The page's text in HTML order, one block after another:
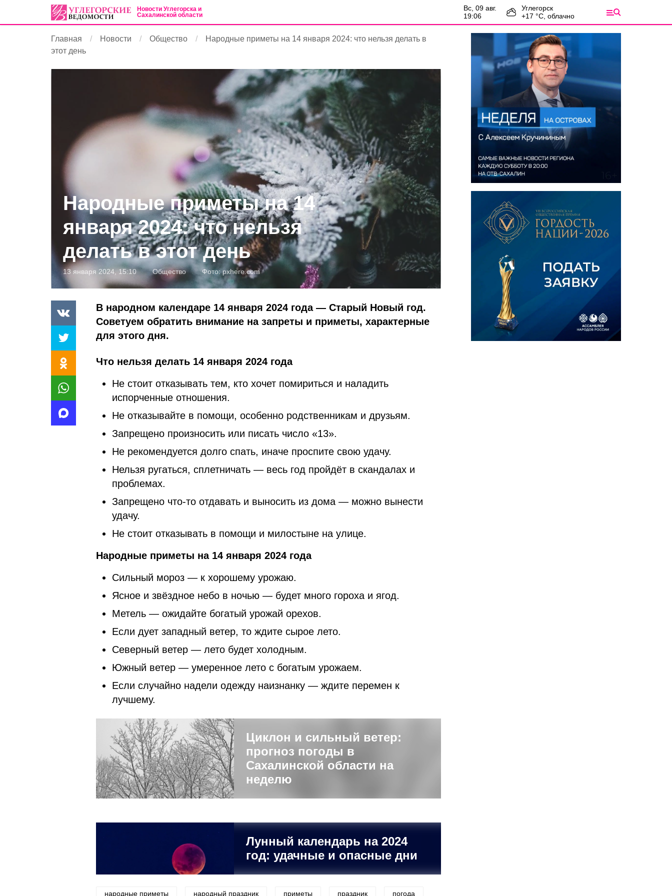
Новости Углегорска и
Сахалинской области
вс, 09 авг.
19:06
Углегорск
+17 °С, облачно
Главная Новости Общество
Народные приметы на 14 января 2024: что нельзя делать в
этот день
Народные приметы на 14
января 2024: что нельзя
делать в этот день
13 января 2024, 15:10 Общество Фото:pxhere.com
В народном календаре 14 января 2024 года — Старый Новый год.
Советуем обратить внимание на запреты и приметы, характерные
для этого дня.
Что нельзя делать 14 января 2024 года
Не стоит отказывать тем, кто хочет помириться и наладить
испорченные отношения.
Не отказывайте в помощи, особенно родственникам и друзьям.
Запрещено произносить или писать число «13».
Не рекомендуется долго спать, иначе проспите свою удачу.
Нельзя ругаться, сплетничать — весь год пройдёт в скандалах и
проблемах.
Запрещено что-то отдавать и выносить из дома — можно вынести
удачу.
Не стоит отказывать в помощи и милостыне на улице.
Народные приметы на 14 января 2024 года
Сильный мороз — к хорошему урожаю.
Ясное и звёздное небо в ночью — будет много гороха и ягод.
Метель — ожидайте богатый урожай орехов.
Если дует западный ветер, то ждите сырое лето.
Северный ветер — лето будет холодным.
Южный ветер — умеренное лето с богатым урожаем.
Если случайно надели одежду наизнанку — ждите перемен к
лучшему.
Циклон и сильный ветер:
прогноз погоды в
Сахалинской области на
неделю
Лунный календарь на 2024
год: удачные и опасные дни
народные приметы народный праздник приметы праздник погода